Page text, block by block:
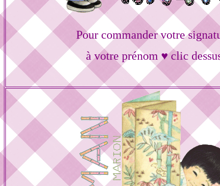
Pour commander votre
à votre prénom ♥ clic